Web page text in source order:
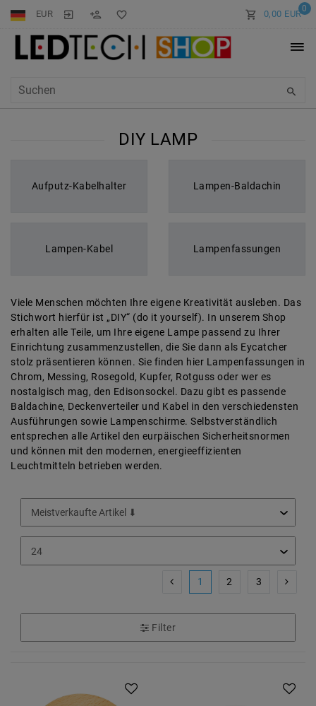
EUR 0
0,00 EUR
DIY LAMP
Aufputz-Kabelhalter Lampen-Baldachin
Lampen-Kabel Lampenfassungen
Viele Menschen möchten Ihre eigene Kreativität ausleben. Das
Stichwort hierfür ist „DIY“ (do it yourself). In unserem Shop
erhalten alle Teile, um Ihre eigene Lampe passend zu Ihrer
Einrichtung zusammenzustellen, die Sie dann als Eycatcher
stolz präsentieren können. Sie finden hier Lampenfassungen in
Chrom, Messing, Rosegold, Kupfer, Rotguss oder wer es
nostalgisch mag, den Edisonsockel. Dazu gibt es passende
Baldachine, Deckenverteiler und Kabel in den verschiedensten
Ausführungen sowie Lampenschirme. Selbstverständlich
entsprechen alle Artikel den eurpäischen Sicherheitsnormen
und können mit den modernen, energieeffizienten
Leuchtmitteln betrieben werden.
1 2 3
Filter